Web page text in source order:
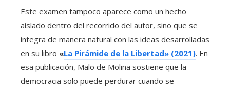
Este examen tampoco aparece como un hecho
aislado dentro del recorrido del autor, sino que se
integra de manera natural con las ideas desarrolladas
en su libro «La Pirámide de la Libertad» (2021). En
esa publicación, Malo de Molina sostiene que la
democracia solo puede perdurar cuando se